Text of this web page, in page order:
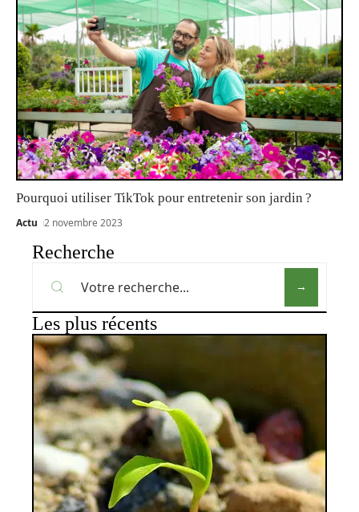
Pourquoi utiliser TikTok pour entretenir son jardin ?
Actu 2 novembre 2023
Recherche
Les plus récents